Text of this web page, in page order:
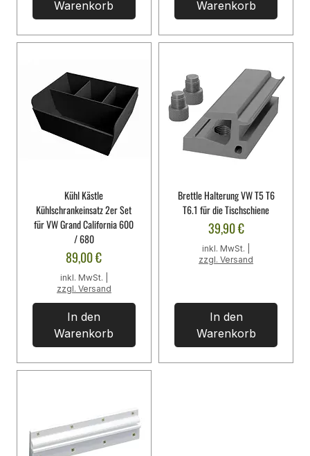
Warenkorb
Warenkorb
Kühl Kästle
Kühlschrankeinsatz 2er Set
für VW Grand California 600
/ 680
Preis
89,00 €
inkl. MwSt.
zzgl. Versand
In den
Warenkorb
Brettle Halterung VW T5 T6
T6.1 für die Tischschiene
Preis
39,90 €
inkl. MwSt.
zzgl. Versand
In den
Warenkorb